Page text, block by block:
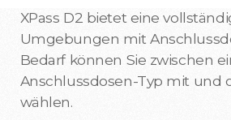
XPass D2 bietet eine
Umgebungen mit
Bedarf können Sie zwischen
Anschlussdosen-Typ mit und
wählen.